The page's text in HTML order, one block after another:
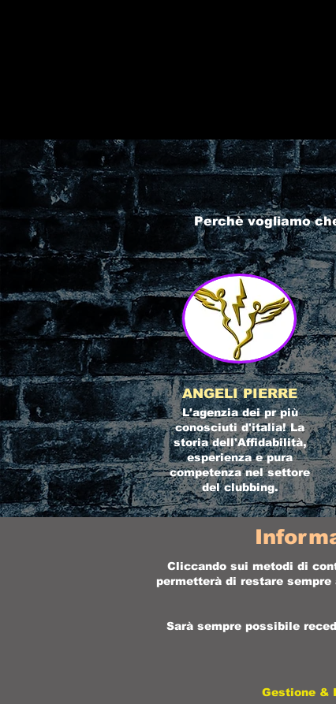
Perchè vogliamo
ANGELI PIERRE
L'agenzia dei pr più
conosciuti d'italia! La
storia dell'Affidabilità,
esperienza e pura
competenza nel settore
del clubbing.
Cliccando sui metodi di
permetterà di restare
Sarà sempre possibile
Gestione &